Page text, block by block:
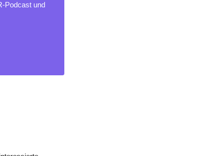
Podcast und